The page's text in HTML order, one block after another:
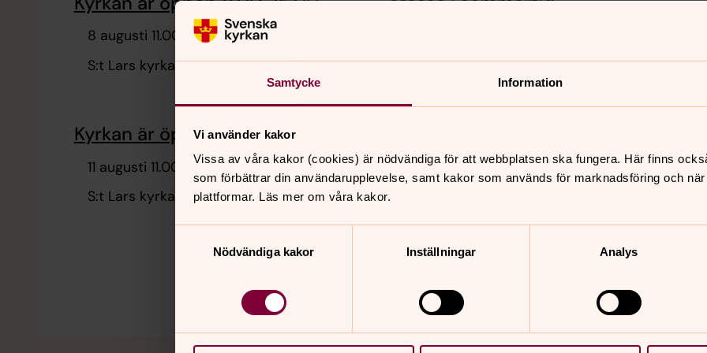
Samtycke Information
Vi använder kakor
Vissa av våra kakor (cookies) är nödvändiga för att webbplatsen ska fungera. Här finns
som förbättrar din användarupplevelse, samt kakor som används för marknadsföring och
plattformar. Läs mer om våra kakor.
Nödvändiga kakor
Inställningar Analys
8 augusti 11.00
S:t Lars kyrka
S:t Lars kyrka
Kyrkan är öppen 11.00-15.00
11 augusti 11.00
S:t Lars kyrka
11 augusti 12.45